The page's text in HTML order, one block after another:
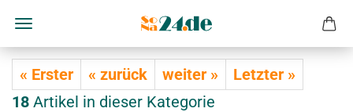
« Erster « zurück weiter »
Letzter »
18 Artikel in dieser Kategorie